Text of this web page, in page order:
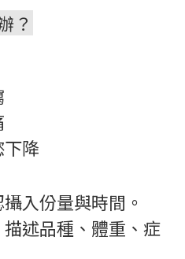
？
降
入份量與時間。
述品種、體重、症